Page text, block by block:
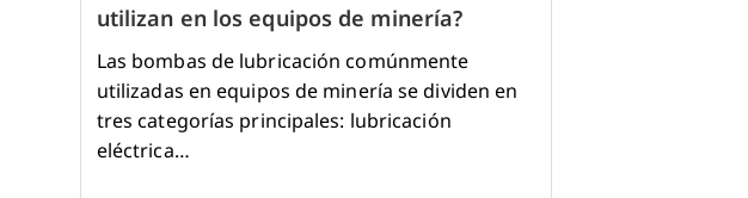
utilizan en los equipos de minería?
Las bombas de lubricación comúnmente
utilizadas en equipos de minería se dividen en
tres categorías principales: lubricación
eléctrica…